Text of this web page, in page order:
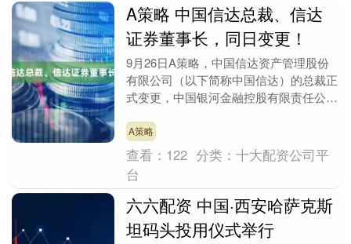
A策略 中国信达总裁、信达
证券董事长，同日变更！
9月26日A策略，中国信达资产管理股份
有限公司（以下简称中国信达）的总裁正
式变更，中国银河金融控股有限责任公司
出任中国信达总....
A策略
查看： 122 分类：十大配资公司平
台
六六配资 中国·西安哈萨克斯
坦码头投用仪式举行